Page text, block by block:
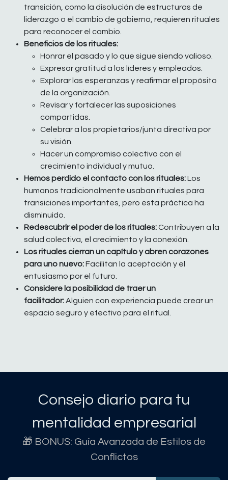
transición, como la disolución de estructuras de
liderazgo o el cambio de gobierno, requieren rituales
para reconocer el cambio.
Beneficios de los rituales:
Honrar el pasado y lo que sigue siendo valioso.
Expresar gratitud a los líderes y empleados.
Explorar las esperanzas y reafirmar el propósito
de la organización.
Revisar y fortalecer las suposiciones
compartidas.
Celebrar a los propietarios/junta directiva por
su visión.
Hacer un compromiso colectivo con el
crecimiento individual y mutuo.
Hemos perdido el contacto con los rituales:Los
humanos tradicionalmente usaban rituales para
transiciones importantes, pero esta práctica ha
disminuido.
Redescubrir el poder de los rituales:Contribuyen a la
salud colectiva, el crecimiento y la conexión.
Los rituales cierran un capítulo y abren corazones
para uno nuevo:Facilitan la aceptación y el
entusiasmo por el futuro.
Considere la posibilidad de traer un
facilitador:Alguien con experiencia puede crear un
espacio seguro y efectivo para el ritual.
Consejo diario para tu
mentalidad empresarial
🎁 BONUS: Guía Avanzada de Estilos de
Conflictos